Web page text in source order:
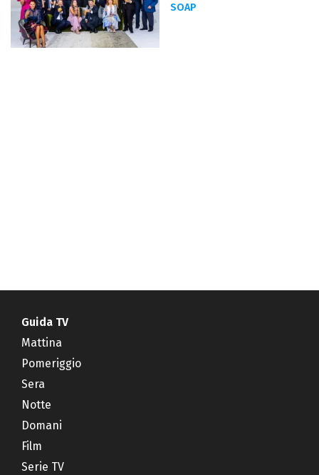
SOAP
Guida TV
Mattina
Pomeriggio
Sera
Notte
Domani
Film
Serie TV